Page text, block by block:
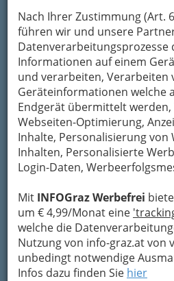
Nach Ihrer Zustimmung (Art.
führen wir und unsere
Datenverarbeitungsprozesse
Informationen auf einem
und verarbeiten, Verarbeiten
Geräteinformationen welche
Endgerät übermittelt werden,
Webseiten-Optimierung,
Inhalte, Personalisierung von
Inhalten, Personalisierte
Login-Daten,
Mit INFOGraz Werbefrei
um € 4,99/Monat eine
welche die
Nutzung von info-graz.at von
unbedingt notwendige
Infos dazu finden Sie hier
Meine Email Adresse
Mein Betreff
Meine Nachricht